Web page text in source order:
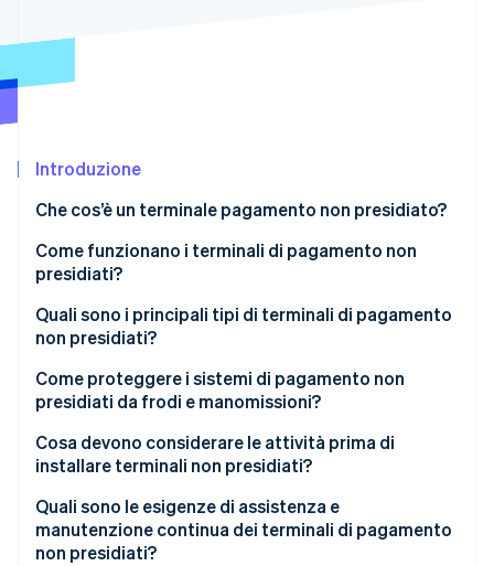
Atlas
Climate
Verifica online dell'identità
Scopri come Stripe sta costruendo l'infrastruttura
Guarda ora
Introduzione
Che cos’è un terminale pagamento non presidiato?
Come funzionano i terminali di pagamento non
presidiati?
Quali sono i principali tipi di terminali di pagamento
non presidiati?
Distributori automatici
Chioschi per parcheggi e trasporti
Chioschi per il checkout e le ordinazioni self-service
Pompe di benzina
Sportelli bancomat e chioschi finanziari automatici
Come proteggere i sistemi di pagamento non
presidiati da frodi e manomissioni?
Crittografa tutto dall’inizio
Ove possibile, usa solo EMV
Monitora per individuare eventuali manomissioni o
skimming
Cosa devono considerare le attività prima di
installare terminali non presidiati?
Esperienza del cliente
Integrazione dei sistemi
Quali sono le esigenze di assistenza e
manutenzione continua dei terminali di pagamento
non presidiati?